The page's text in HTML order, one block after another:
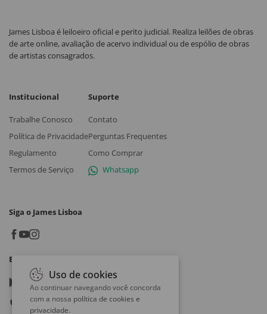
James Lisboa é leiloeiro oficial e perito judicial. Realiza leilões de obras
de arte online, avaliação de acervo individual ou de espólio de obras
de artistas consagrados.
Institucional
Trabalhe Conosco
Política de Privacidade
Regulamento
Termos de Serviço
Suporte
Contato
Perguntas Frequentes
Como Comprar
Whatsapp
Siga o James Lisboa
Baixe o App
Google play
App store
Uso de cookies
Ao continuar navegando você concorda
com a nossa política de cookies e
privacidade.